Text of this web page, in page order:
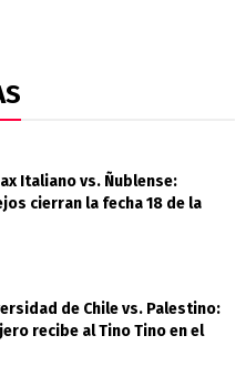
Italiano vs. Ñublense:
cierran la fecha 18 de la
de Chile vs. Palestino:
recibe al Tino Tino en el